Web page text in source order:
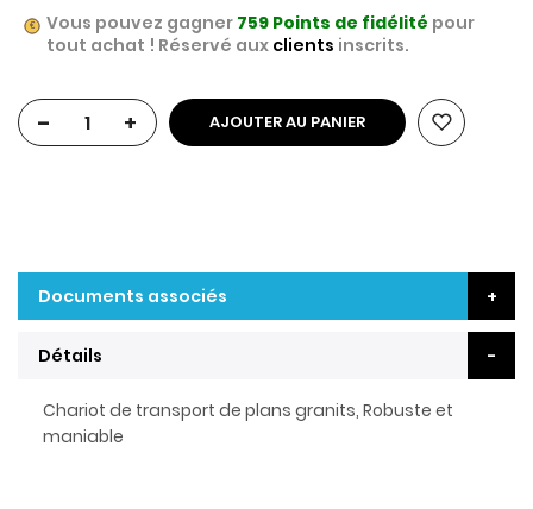
Vous pouvez gagner 759 Points de fidélité pour
tout achat ! Réservé aux clients inscrits.
- + AJOUTER AU PANIER
Détails
Chariot de transport de plans granits, Robuste et
maniable
Documents associés